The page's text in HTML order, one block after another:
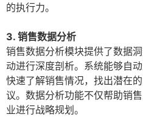
的执行力。
3. 销售数据分析
销售数据分析模块提供了数据
动进行深度剖析。系统能够自
快速了解销售情况，找出潜在
议。数据分析功能不仅帮助销
业进行战略规划。